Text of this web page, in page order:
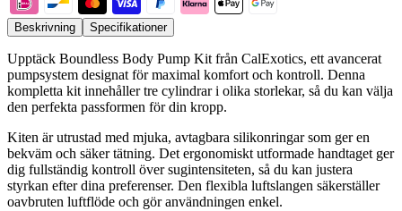
Beskrivning Specifikationer
Upptäck Boundless Body Pump Kit från CalExotics, ett avancerat
pumpsystem designat för maximal komfort och kontroll. Denna
kompletta kit innehåller tre cylindrar i olika storlekar, så du kan välja
den perfekta passformen för din kropp.
Kiten är utrustad med mjuka, avtagbara silikonringar som ger en
bekväm och säker tätning. Det ergonomiskt utformade handtaget ger
dig fullständig kontroll över sugintensiteten, så du kan justera
styrkan efter dina preferenser. Den flexibla luftslangen säkerställer
oavbruten luftflöde och gör användningen enkel.